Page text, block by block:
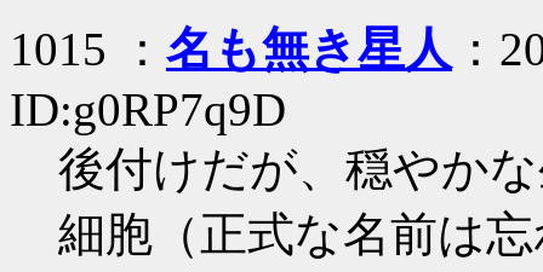
1015 ： 名も無き星人 ：
ID:g0RP7q9D
後付けだが、穏やか
細胞（正式な名前は